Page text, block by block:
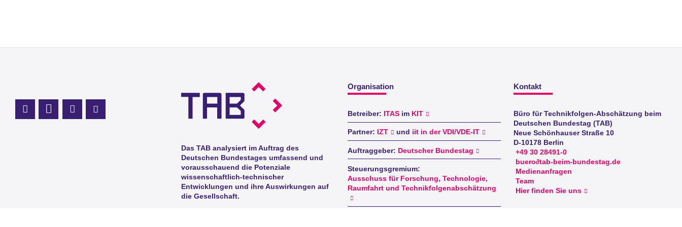
Das TAB analysiert im Auftrag des
Deutschen Bundestages umfassend und
vorausschauend die Potenziale
wissenschaftlich-technischer
Entwicklungen und ihre Auswirkungen auf
die Gesellschaft.
Organisation
Betreiber: ITASim KIT
Partner: IZT und iit in der VDI/VDE-IT
Auftraggeber: Deutscher Bundestag
Steuerungsgremium:
Ausschuss für Forschung, Technologie,
Raumfahrt und Technikfolgenabschätzung
Kontakt
Büro für Technikfolgen-Abschätzung beim
Deutschen Bundestag (TAB)
Neue Schönhauser Straße 10
D-10178 Berlin
+49 30 28491-0
buero∂tab-beim-bundestag.de
Medienanfragen
Team
Hier finden Sie uns
Profil Mastodon
LinkedIn Profil
Instagram Profil
Youtube Profil